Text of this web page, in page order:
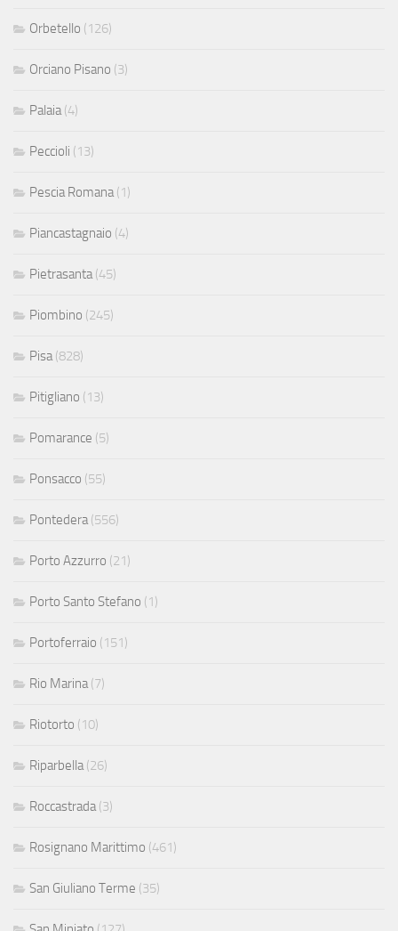
Orbetello (126)
Orciano Pisano (3)
Palaia (4)
Peccioli (13)
Pescia Romana (1)
Piancastagnaio (4)
Pietrasanta (45)
Piombino (245)
Pisa (828)
Pitigliano (13)
Pomarance (5)
Ponsacco (55)
Pontedera (556)
Porto Azzurro (21)
Porto Santo Stefano (1)
Portoferraio (151)
Rio Marina (7)
Riotorto (10)
Riparbella (26)
Roccastrada (3)
Rosignano Marittimo (461)
San Giuliano Terme (35)